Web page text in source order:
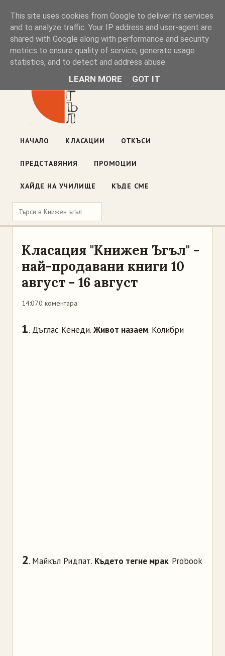
Книжен ъгъл
Блог на книжарницата — класации, откъси, нови книги
ул. „Оборище" 117, София· пон–пет 10:00–19:00 ·
НАЧАЛО КЛАСАЦИИ ОТКЪСИ
ПРЕДСТАВЯНИЯ ПРОМОЦИИ
ХАЙДЕ НА УЧИЛИЩЕ КЪДЕ СМЕ
Класация "Книжен Ъгъл" -
най-продавани книги 10
август - 16 август
14:070 коментара
1. Дъглас Кенеди. Живот назаем. Колибри
2. Майкъл Ридпат. Където тегне мрак. Probook
This site uses cookies from Google to deliver its services
and to analyze traffic. Your IP address and user-agent are
shared with Google along with performance and security
metrics to ensure quality of service, generate usage
statistics, and to detect and address abuse.
LEARN MORE GOT IT